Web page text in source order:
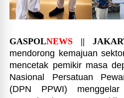
GASPOLNEWS ||
mendorong kemajuan
mencetak pemikir masa
Nasional Persatuan
(DPN PPWI) menggelar